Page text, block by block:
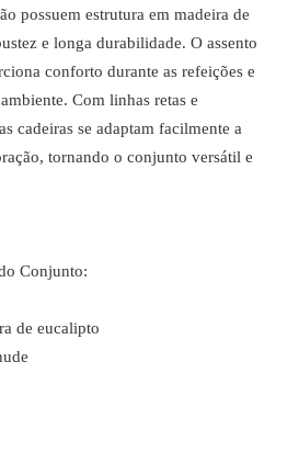
possuem estrutura em madeira de
e longa durabilidade. O assento
conforto durante as refeições e
Com linhas retas e
cadeiras se adaptam facilmente a
tornando o conjunto versátil e
Conjunto:
de eucalipto